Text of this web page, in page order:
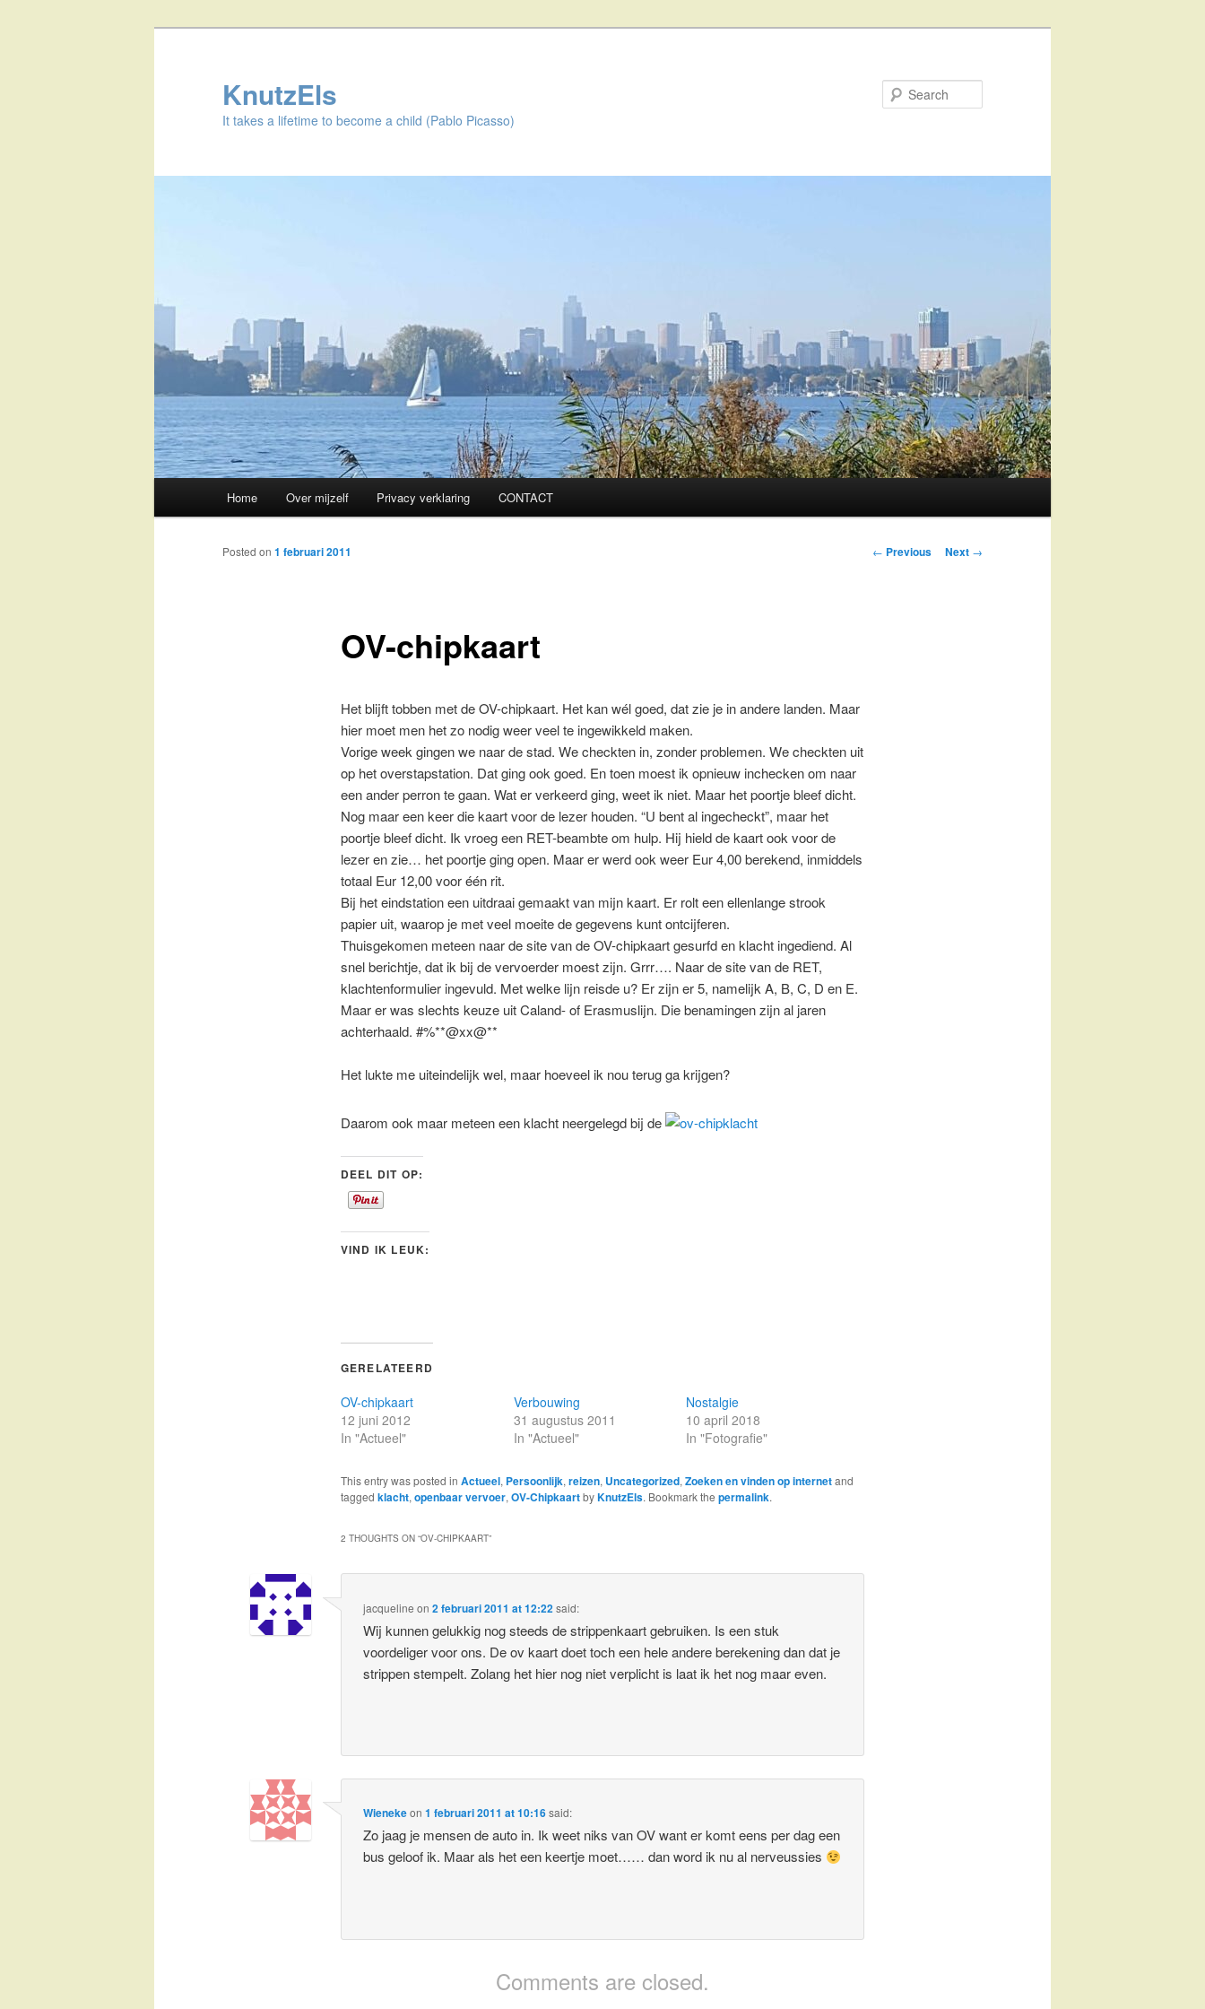
KnutzEls
It takes a lifetime to become a child (Pablo Picasso)
Skip
to
Home Over mijzelf Privacy verklaring CONTACT
Post
← Previous Next →
OV-chipkaart
Posted on 1 februari 2011
Het blijft tobben met de OV-chipkaart. Het kan wél goed, dat zie je in andere landen. Maar
hier moet men het zo nodig weer veel te ingewikkeld maken.
Vorige week gingen we naar de stad. We checkten in, zonder problemen. We checkten uit
op het overstapstation. Dat ging ook goed. En toen moest ik opnieuw inchecken om naar
een ander perron te gaan. Wat er verkeerd ging, weet ik niet. Maar het poortje bleef dicht.
Nog maar een keer die kaart voor de lezer houden. “U bent al ingecheckt”, maar het
poortje bleef dicht. Ik vroeg een RET-beambte om hulp. Hij hield de kaart ook voor de
lezer en zie… het poortje ging open. Maar er werd ook weer Eur 4,00 berekend, inmiddels
totaal Eur 12,00 voor één rit.
Bij het eindstation een uitdraai gemaakt van mijn kaart. Er rolt een ellenlange strook
papier uit, waarop je met veel moeite de gegevens kunt ontcijferen.
Thuisgekomen meteen naar de site van de OV-chipkaart gesurfd en klacht ingediend. Al
snel berichtje, dat ik bij de vervoerder moest zijn. Grrr…. Naar de site van de RET,
klachtenformulier ingevuld. Met welke lijn reisde u? Er zijn er 5, namelijk A, B, C, D en E.
Maar er was slechts keuze uit Caland- of Erasmuslijn. Die benamingen zijn al jaren
achterhaald. #%**@xx@**
Het lukte me uiteindelijk wel, maar hoeveel ik nou terug ga krijgen?
Daarom ook maar meteen een klacht neergelegd bij de
DEEL DIT OP:
VIND IK LEUK:
GERELATEERD
OV-chipkaart
12 juni 2012
In "Actueel"
Verbouwing
31 augustus 2011
In "Actueel"
Nostalgie
10 april 2018
In "Fotografie"
This entry was posted in Actueel, Persoonlijk, reizen, Uncategorized, Zoeken en vinden op internetand
tagged klacht, openbaar vervoer, OV-ChipkaartbyKnutzEls. Bookmark the permalink.
2 THOUGHTS ON “OV-CHIPKAART”
jacqueline on2 februari 2011 at 12:22said:
Wij kunnen gelukkig nog steeds de strippenkaart gebruiken. Is een stuk
voordeliger voor ons. De ov kaart doet toch een hele andere berekening dan dat je
strippen stempelt. Zolang het hier nog niet verplicht is laat ik het nog maar even.
Wienekeon1 februari 2011 at 10:16said:
Zo jaag je mensen de auto in. Ik weet niks van OV want er komt eens per dag een
bus geloof ik. Maar als het een keertje moet…… dan word ik nu al nerveussies
Comments are closed.